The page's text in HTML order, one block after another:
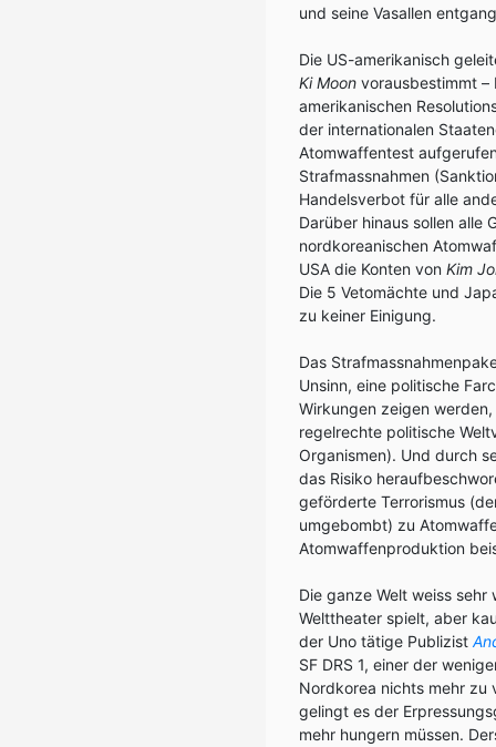
und seine Vasallen
Die US-amerikanisch
Ki Moon vorausbestimmt –
amerikanischen
der internationalen
Atomwaffentest
Strafmassnahmen
Handelsverbot für alle
Darüber hinaus sollen alle
nordkoreanischen
USA die Konten von Kim
Die 5 Vetomächte und
zu keiner Einigung.
Das
Unsinn, eine politische
Wirkungen zeigen
regelrechte politische
Organismen). Und durch
das Risiko
geförderte Terrorismus
umgebombt) zu
Atomwaffenproduktion
Die ganze Welt weiss sehr
Welttheater spielt, aber
der Uno tätige Publizist
SF DRS 1, einer der
Nordkorea nichts mehr zu
gelingt es der
mehr hungern müssen.